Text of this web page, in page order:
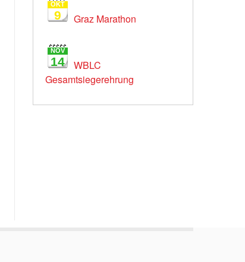
OKT
9 Graz Marathon
NOV
14
WBLC
Gesamtsiegerehrung